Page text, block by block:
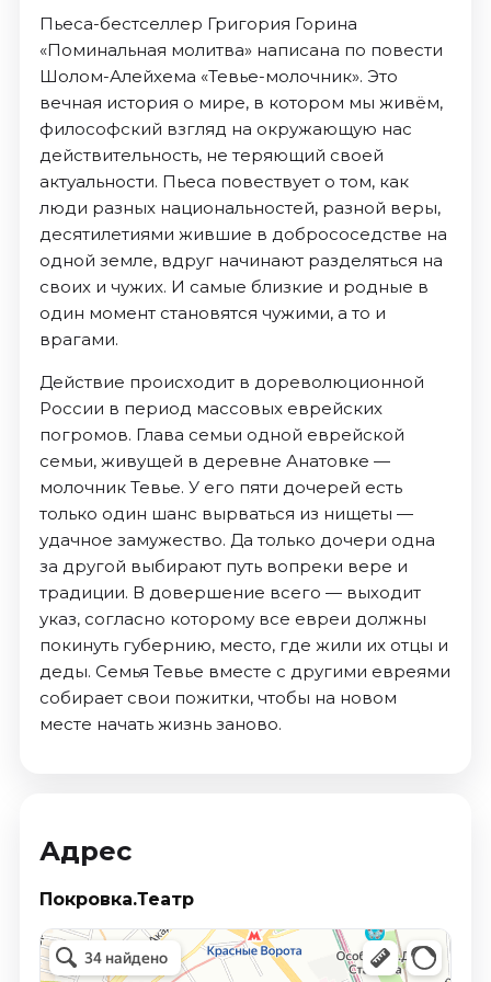
Пьеса-бестселлер Григория Горина
«Поминальная молитва» написана по повести
Шолом-Алейхема «Тевье-молочник». Это
вечная история о мире, в котором мы живём,
философский взгляд на окружающую нас
действительность, не теряющий своей
актуальности. Пьеса повествует о том, как
люди разных национальностей, разной веры,
десятилетиями жившие в добрососедстве на
одной земле, вдруг начинают разделяться на
своих и чужих. И самые близкие и родные в
один момент становятся чужими, а то и
врагами.
Действие происходит в дореволюционной
России в период массовых еврейских
погромов. Глава семьи одной еврейской
семьи, живущей в деревне Анатовке —
молочник Тевье. У его пяти дочерей есть
только один шанс вырваться из нищеты —
удачное замужество. Да только дочери одна
за другой выбирают путь вопреки вере и
традиции. В довершение всего — выходит
указ, согласно которому все евреи должны
покинуть губернию, место, где жили их отцы и
деды. Семья Тевье вместе с другими евреями
собирает свои пожитки, чтобы на новом
месте начать жизнь заново.
Адрес
Покровка.Театр